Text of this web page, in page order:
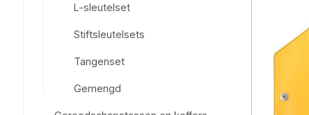
L-sleutelset
Stiftsleutelsets
Tangenset
Gemengd